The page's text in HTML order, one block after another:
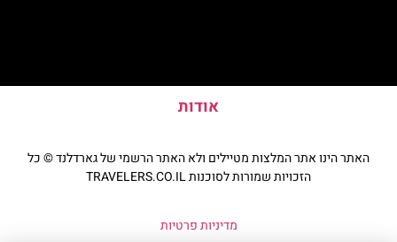
אודות
האתר הינו אתר המלצות מטיילים ולא האתר הרשמי של גארדלנד © כל
הזכויות שמורות לסוכנות TRAVELERS.CO.IL
מדיניות פרטיות